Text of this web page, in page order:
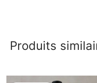
Produits